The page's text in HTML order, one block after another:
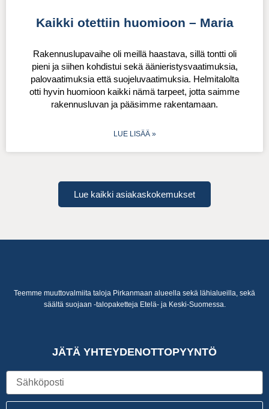
Kaikki otettiin huomioon – Maria
Rakennuslupavaihe oli meillä haastava, sillä tontti oli
pieni ja siihen kohdistui sekä äänieristysvaatimuksia,
palovaatimuksia että suojeluvaatimuksia. Helmitalolta
otti hyvin huomioon kaikki nämä tarpeet, jotta saimme
rakennusluvan ja pääsimme rakentamaan.
LUE LISÄÄ »
Lue kaikki asiakaskokemukset
Teemme muuttovalmiita taloja Pirkanmaan alueella sekä lähialueilla, sekä
säältä suojaan -talopaketteja Etelä- ja Keski-Suomessa.
JÄTÄ YHTEYDENOTTOPYYNTÖ
Sähköposti